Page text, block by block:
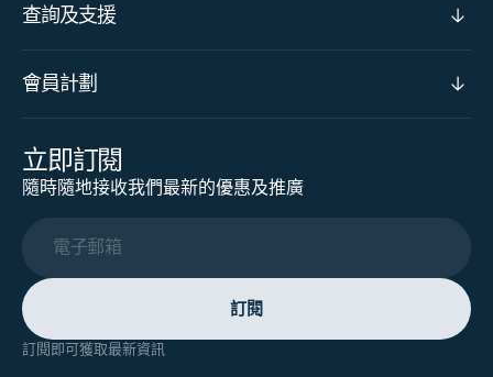
查詢及支援
會員計劃
立即訂閱
隨時隨地接收我們最新的優惠及推廣
電子郵箱
訂閱
訂閱即可獲取最新資訊